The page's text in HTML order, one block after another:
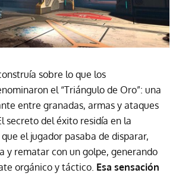
sobre lo que los
el “Triángulo de Oro”: una
entre granadas, armas y ataques
secreto del éxito residía en la
el jugador pasaba de disparar,
y rematar con un golpe, generando
orgánico y táctico. Esa sensación